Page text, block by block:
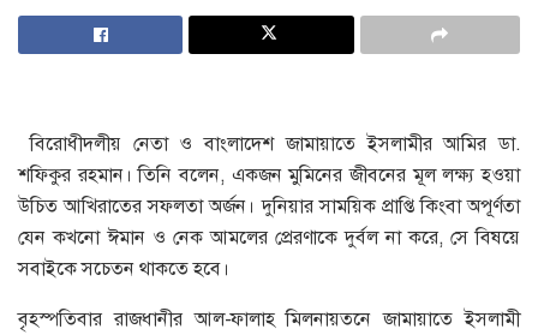
বিরোধীদলীয় নেতা ও বাংলাদেশ জামায়াতে ইসলামীর আমির ডা.
শফিকুর রহমান। তিনি বলেন, একজন মুমিনের জীবনের মূল লক্ষ্য হওয়া
উচিত আখিরাতের সফলতা অর্জন। দুনিয়ার সাময়িক প্রাপ্তি কিংবা অপূর্ণতা
যেন কখনো ঈমান ও নেক আমলের প্রেরণাকে দুর্বল না করে, সে বিষয়ে
সবাইকে সচেতন থাকতে হবে।
বৃহস্পতিবার রাজধানীর আল-ফালাহ মিলনায়তনে জামায়াতে ইসলামী